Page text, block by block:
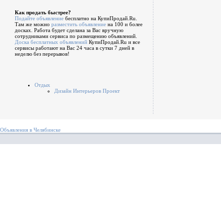
Как продать быстрее?
Подайте объявление бесплатно на КупиПродай.Ru.
Там же можно разместить объявление на 100 и более
досках. Работа будет сделана за Вас вручную
сотрудниками сервиса по размещению объявлений.
Доска бесплатных объявлений КупиПродай.Ru и все
сервисы работают на Вас 24 часа в сутки 7 дней в
неделю без перерывов!
Отдых
Дизайн Интерьеров Проект
Объявления в Челябинске